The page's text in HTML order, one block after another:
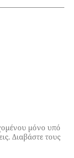
μόνο υπό
Διαβάστε τους